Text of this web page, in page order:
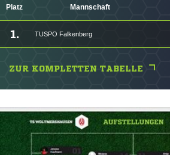
Platz Mannschaft
1. TUSPO Falkenberg
ZUR KOMPLETTEN TABELLE